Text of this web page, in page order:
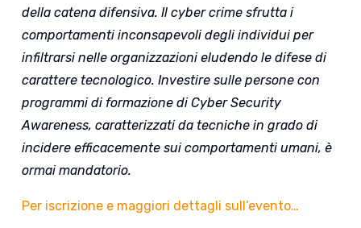
della catena difensiva. Il cyber crime sfrutta i
comportamenti inconsapevoli degli individui per
infiltrarsi nelle organizzazioni eludendo le difese di
carattere tecnologico. Investire sulle persone con
programmi di formazione di Cyber Security
Awareness, caratterizzati da tecniche in grado di
incidere efficacemente sui comportamenti umani, è
ormai mandatorio.
Per iscrizione e maggiori dettagli sull’evento…